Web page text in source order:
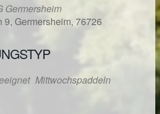
Germersheim
9, Germersheim, 76726
Mittwochspaddeln